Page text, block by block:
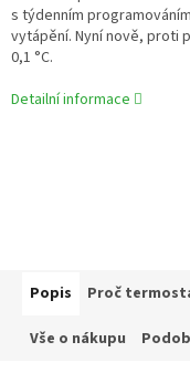
s týdenním
vytápění. Nyní nově, proti
0,1 °C.
Detailní informace
Popis Proč
Vše o nákupu